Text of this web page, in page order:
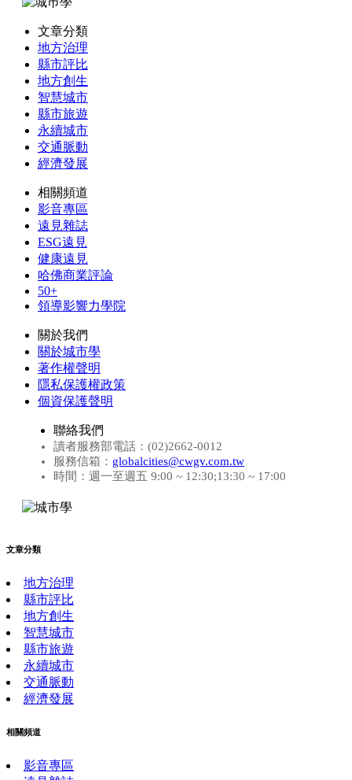
文章分類
地方治理
縣市評比
地方創生
智慧城市
縣市旅遊
永續城市
交通脈動
經濟發展
相關頻道
影音專區
遠見雜誌
ESG遠見
健康遠見
哈佛商業評論
50+
領導影響力學院
關於我們
關於城市學
著作權聲明
隱私保護權政策
個資保護聲明
聯絡我們
讀者服務部電話：(02)2662-0012
服務信箱： globalcities@cwgv.com.tw
時間：週一至週五 9:00 ~ 12:30;13:30 ~ 17:00
文章分類
地方治理
縣市評比
地方創生
智慧城市
縣市旅遊
永續城市
交通脈動
經濟發展
相關頻道
影音專區